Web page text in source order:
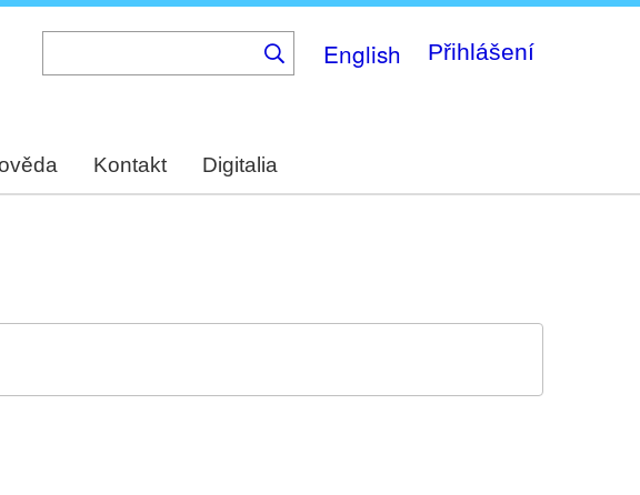
English Přihlášení
Kontakt Digitalia